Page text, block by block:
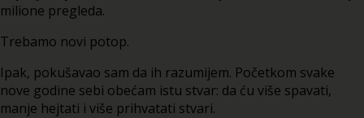
milione pregleda.
Trebamo novi potop.
Ipak, pokušavao sam da ih razumijem. Početkom svake
nove godine sebi obećam istu stvar: da ću više spavati,
manje hejtati i više prihvatati stvari.